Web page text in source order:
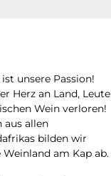
unsere Passion!
Herz an Land, Leute
Wein verloren!
aus allen
bilden wir
am Kap ab.